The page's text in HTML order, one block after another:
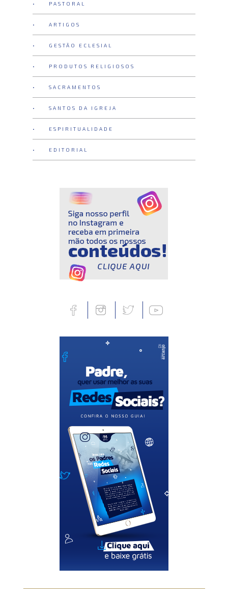
• PASTORAL
• ARTIGOS
• GESTÃO ECLESIAL
• PRODUTOS RELIGIOSOS
• SACRAMENTOS
• SANTOS DA IGREJA
• ESPIRITUALIDADE
• EDITORIAL